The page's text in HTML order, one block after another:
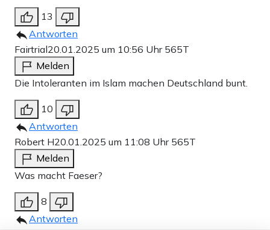
13
Antworten
Fairtrial20.01.2025 um 10:56 Uhr 565T
Melden
Die Intoleranten im Islam machen Deutschland bunt.
10
Antworten
Robert H20.01.2025 um 11:08 Uhr 565T
Melden
Was macht Faeser?
8
Antworten